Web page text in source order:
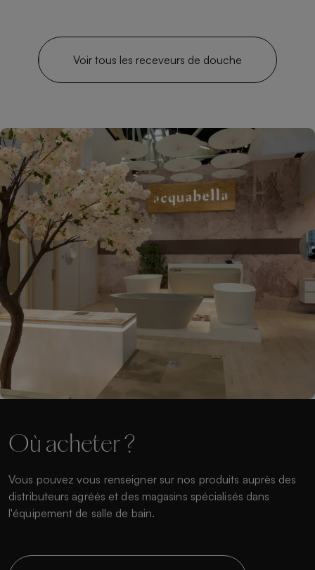
Voir tous les receveurs de douche
Où acheter ?
Vous pouvez vous renseigner sur nos produits auprès des
distributeurs agréés et des magasins spécialisés dans
l'équipement de salle de bain.